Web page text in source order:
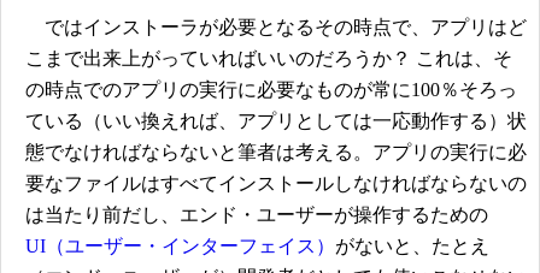
ではインストーラが必要となるその時点で、アプリはど
こまで出来上がっていればいいのだろうか？ これは、そ
の時点でのアプリの実行に必要なものが常に100％そろっ
ている（いい換えれば、アプリとしては一応動作する）状
態でなければならないと筆者は考える。アプリの実行に必
要なファイルはすべてインストールしなければならないの
は当たり前だし、エンド・ユーザーが操作するための
UI（ユーザー・インターフェイス） がないと、たとえ